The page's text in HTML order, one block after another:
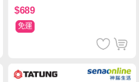
$689
免運